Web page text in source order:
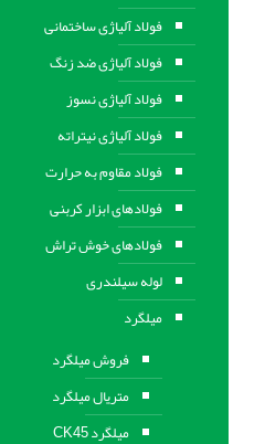
فولاد آلیاژی ساختمانی
فولاد آلیاژی ضد زنگ
فولاد آلیاژی نسوز
فولاد آلیاژی نیتراته
فولاد مقاوم به حرارت
فولادهای ابزار کربنی
فولادهای خوش تراش
لوله سیلندری
میلگرد
فروش میلگرد
متریال میلگرد
میلگرد CK45